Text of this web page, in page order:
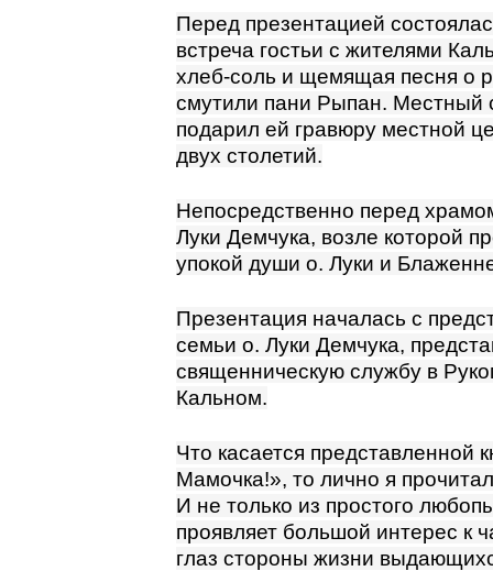
Перед презентацией
встреча гостьи с жителями
хлеб-соль и щемящая песня о
смутили пани Рыпан. Местный
подарил ей гравюру местной
двух столетий.
Непосредственно перед
Луки Демчука, возле которой
упокой души о. Луки и
Презентация началась с
семьи о. Луки Демчука,
священническую службу в
Кальном.
Что касается представленной
Мамочка!», то лично я
И не только из простого
проявляет большой интерес к
глаз стороны жизни